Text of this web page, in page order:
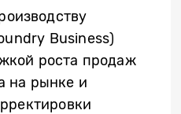
Business)
роста продаж
на рынке и